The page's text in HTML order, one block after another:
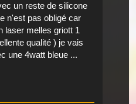
un reste de silicone
n'est pas obligé car
laser melles griott 1
qualité ) je vais
une 4watt bleue ...